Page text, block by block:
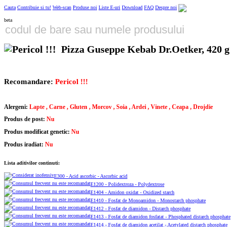
Cauta Contribuie si tu! Web-scan Produse noi Liste E-uri Download FAQ Despre noi
beta
Pizza Guseppe Kebab Dr.Oetker, 420 g
Recomandare: Pericol !!!
Alergeni: Lapte , Carne , Gluten , Morcov , Soia , Ardei , Vinete , Ceapa , Drojdie
Produs de post: Nu
Produs modificat genetic: Nu
Produs iradiat: Nu
Lista aditivilor continuti:
E300 - Acid ascorbic - Ascorbic acid
E1200 - Polidextroza - Polydextrose
E1404 - Amidon oxidat - Oxidized starch
E1410 - Fosfat de Monoamidon - Monostarch phosphate
E1412 - Fosfat de diamidon - Distarch phosphate
E1413 - Fosfat de diamidon fosfatat - Phosphated distarch phosphate
E1414 - Fosfat de diamidon acetilat - Acetylated distarch phosphate